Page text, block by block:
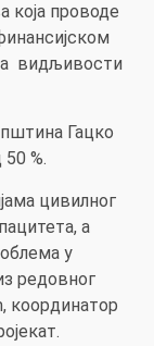
која проводе
видљивости
Гацко
%.
цивилног
а
у
редовног
координатор